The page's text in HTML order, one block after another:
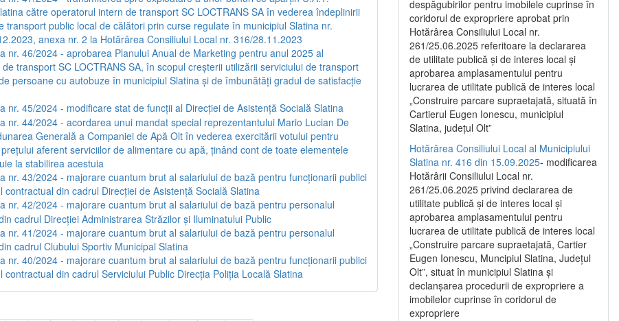
către operatorul intern de transport SC LOCTRANS SA în vederea îndeplinirii
transport public local de călători prin curse regulate în municipiul Slatina nr.
anexa nr. 2 la Hotărârea Consiliului Local nr. 316/28.11.2023
nr. 46/2024 - aprobarea Planului Anual de Marketing pentru anul 2025 al
transport SC LOCTRANS SA, în scopul creșterii utilizării serviciului de transport
persoane cu autobuze în municipiul Slatina și de îmbunătăți gradul de satisfacție
nr. 45/2024 - modificare stat de funcții al Direcției de Asistență Socială Slatina
nr. 44/2024 - acordarea unui mandat special reprezentantului Mario Lucian De
Generală a Companiei de Apă Olt în vederea exercitării votului pentru
aferent serviciilor de alimentare cu apă, ținând cont de toate elementele
la stabilirea acestuia
nr. 43/2024 - majorare cuantum brut al salariului de bază pentru funcționarii publici
contractual din cadrul Direcției de Asistență Socială Slatina
nr. 42/2024 - majorare cuantum brut al salariului de bază pentru personalul
cadrul Direcției Administrarea Străzilor și Iluminatului Public
nr. 41/2024 - majorare cuantum brut al salariului de bază pentru personalul
cadrul Clubului Sportiv Municipal Slatina
nr. 40/2024 - majorare cuantum brut al salariului de bază pentru funcționarii publici
contractual din cadrul Serviciului Public Direcția Poliția Locală Slatina
despăgubirilor pentru imobilele cuprinse în
coridorul de expropriere aprobat prin
Hotărârea Consiliului Local nr.
261/25.06.2025 referitoare la declararea
de utilitate publică și de interes local și
aprobarea amplasamentului pentru
lucrarea de utilitate publică de interes local
„Construire parcare supraetajată, situată în
Cartierul Eugen Ionescu, municipiul
Slatina, județul Olt”
Hotărârea Consiliului Local al Municipiului
Slatina nr. 416 din 15.09.2025- modificarea
Hotărârii Consiliului Local nr.
261/25.06.2025 privind declararea de
utilitate publică și de interes local și
aprobarea amplasamentului pentru
lucrarea de utilitate publică de interes local
„Construire parcare supraetajată, Cartier
Eugen Ionescu, Muncipiul Slatina, Județul
Olt”, situat în municipiul Slatina și
declanșarea procedurii de expropriere a
imobilelor cuprinse în coridorul de
expropriere